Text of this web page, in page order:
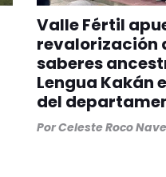
Valle Fértil
revalorización
saberes
Lengua Kakán
del
PorCeleste Roco